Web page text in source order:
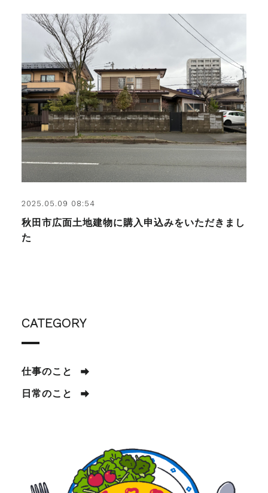
2025.05.09 08:54
秋田市広面土地建物に購入申込みをいただきまし
た
CATEGORY
仕事のこと
日常のこと